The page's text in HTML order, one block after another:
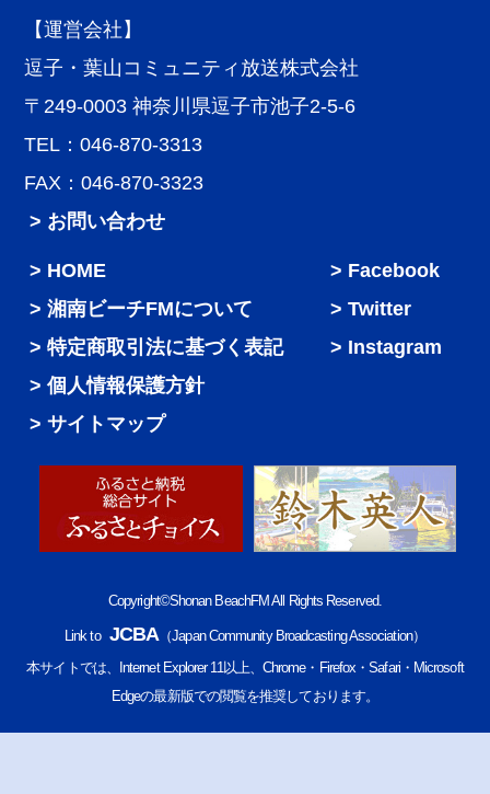
【運営会社】
逗子・葉山コミュニティ放送株式会社
〒249-0003 神奈川県逗子市池子2-5-6
TEL：046-870-3313
FAX：046-870-3323
> お問い合わせ
HOME
湘南ビーチFMについて
特定商取引法に基づく表記
個人情報保護方針
サイトマップ
Facebook
Twitter
Instagram
Copyright©Shonan BeachFM All Rights Reserved.
Link to JCBA（Japan Community Broadcasting Association）
本サイトでは、Internet Explorer 11以上、Chrome・Firefox・Safari・Microsoft
Edgeの最新版での閲覧を推奨しております。